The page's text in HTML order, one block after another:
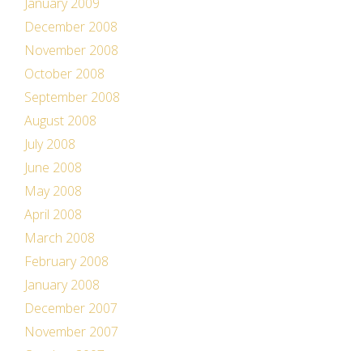
December 2008
November 2008
October 2008
September 2008
August 2008
July 2008
June 2008
May 2008
April 2008
March 2008
February 2008
January 2008
December 2007
November 2007